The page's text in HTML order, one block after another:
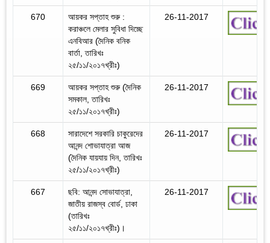
670
আয়কর সপ্তাহ শুরু :
করাঞ্চলে মেলার সুবিধা দিচ্ছে
এনবিআর (দৈনিক বনিক
বার্তা, তারিখঃ
২৫/১১/২০১৭খ্রীঃ)
26-11-2017
669
আয়কর সপ্তাহ শুরু (দৈনিক
সমকাল, তারিখঃ
২৫/১১/২০১৭খ্রীঃ)
26-11-2017
668
সারাদেশে সরকারি চাকুরেদের
আনন্দ শোভাযাত্রা আজ
(দৈনিক যায়যায় দিন, তারিখঃ
২৫/১১/২০১৭খ্রীঃ)
26-11-2017
667
ছবি: আনন্দ সোভাযাত্রা,
জাতীয় রাজস্ব বোর্ড, ঢাকা
(তারিখঃ
২৫/১১/২০১৭খ্রীঃ)।
26-11-2017